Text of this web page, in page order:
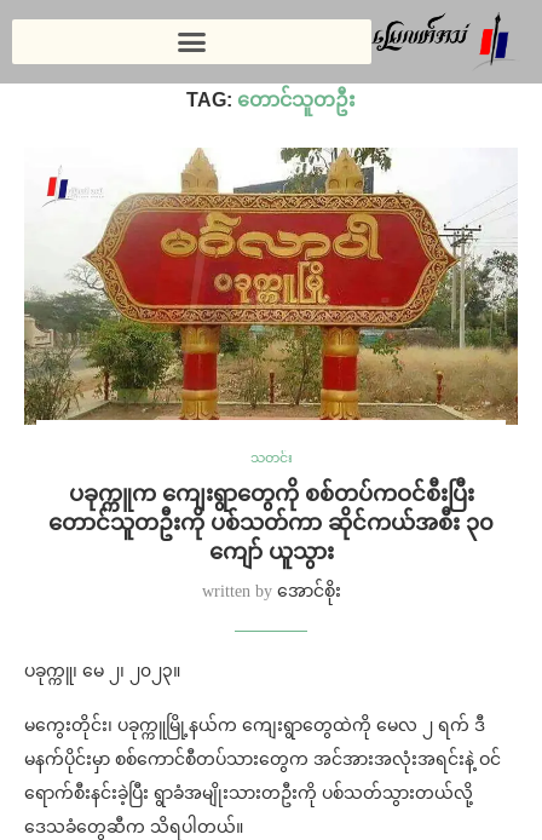
TAG: တောင်သူတဦး
သတင်း
ပခုက္ကူက ကျေးရွာတွေကို စစ်တပ်ကဝင်စီးပြီး
တောင်သူတဦးကို ပစ်သတ်ကာ ဆိုင်ကယ်အစီး ၃၀
ကျော် ယူသွား
written by အောင်စိုး
ပခုက္ကူ၊ မေ ၂၊ ၂၀၂၃။
မကွေးတိုင်း၊ ပခုက္ကူမြို့နယ်က ကျေးရွာတွေထဲကို မေလ ၂ ရက် ဒီ
မနက်ပိုင်းမှာ စစ်ကောင်စီတပ်သားတွေက အင်အားအလုံးအရင်းနဲ့ ဝင်
ရောက်စီးနင်းခဲ့ပြီး ရွာခံအမျိုးသားတဦးကို ပစ်သတ်သွားတယ်လို့
ဒေသခံတွေဆီက သိရပါတယ်။